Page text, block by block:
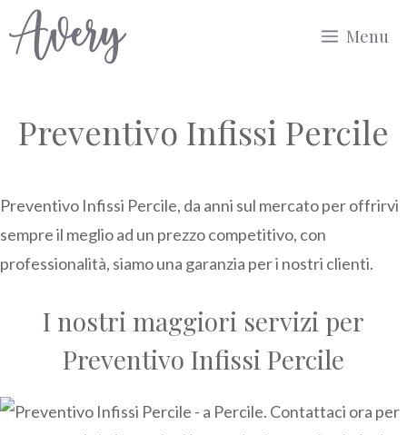
al
Menu
Preventivo Infissi Percile
Preventivo Infissi Percile, da anni sul mercato per offrirvi
sempre il meglio ad un prezzo competitivo, con
professionalità, siamo una garanzia per i nostri clienti.
I nostri maggiori servizi per
Preventivo Infissi Percile